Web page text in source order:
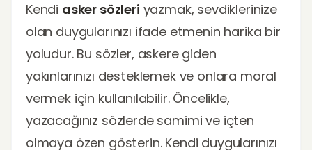
Kendi asker sözleri yazmak, sevdiklerinize
olan duygularınızı ifade etmenin harika bir
yoludur. Bu sözler, askere giden
yakınlarınızı desteklemek ve onlara moral
vermek için kullanılabilir. Öncelikle,
yazacağınız sözlerde samimi ve içten
olmaya özen gösterin. Kendi duygularınızı